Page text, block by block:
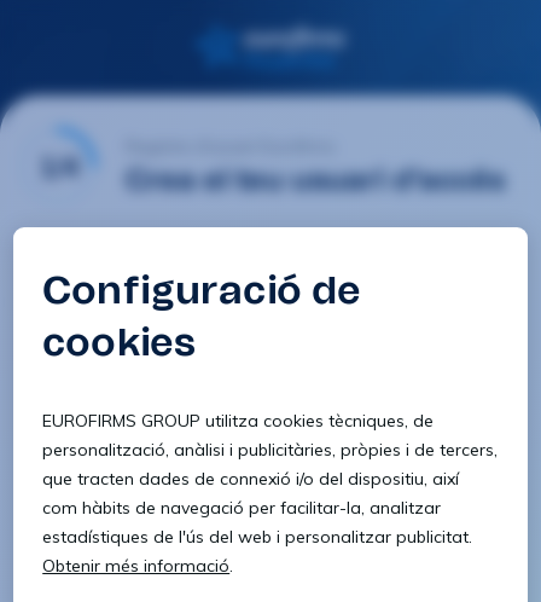
1/4 Crea el teu usuari d'accés
Contrasenya
Confirmar contrasenya
8 caràcters 1 lletra minúscula
1 lletra majúscula 1 número